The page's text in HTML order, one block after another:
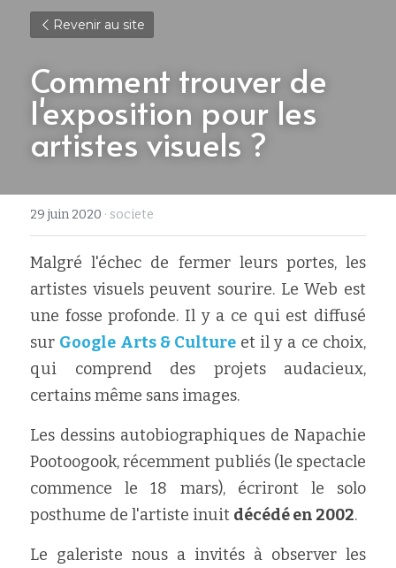
Revenir au site
Comment trouver de
l'exposition pour les
artistes visuels ?
29 juin 2020 · societe
Malgré l'échec de fermer leurs portes, les
artistes visuels peuvent sourire. Le Web est
une fosse profonde. Il y a ce qui est diffusé
sur Google Arts & Culture et il y a ce choix,
qui comprend des projets audacieux,
certains même sans images.
Les dessins autobiographiques de Napachie
Pootoogook, récemment publiés (le spectacle
commence le 18 mars), écriront le solo
posthume de l'artiste inuit décédé en 2002.
Le galeriste nous a invités à observer les